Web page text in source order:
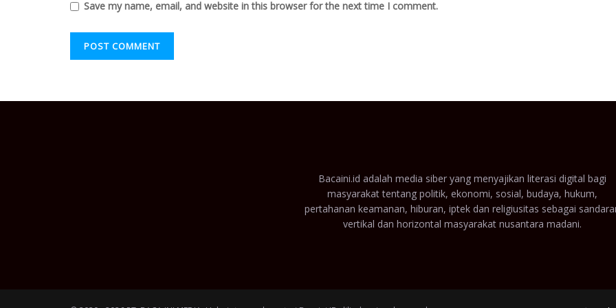
Save my name, email, and website in this browser for the next time I comment.
Bacaini.id adalah media siber yang menyajikan literasi digital bagi
masyarakat tentang politik, ekonomi, sosial, budaya, hukum,
pertahanan keamanan, hiburan, iptek dan religiusitas sebagai
vertikal dan horizontal masyarakat nusantara madani.